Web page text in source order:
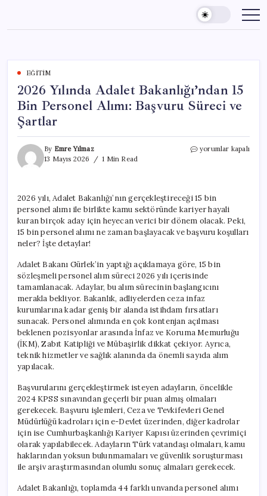
content
EĞITIM
2026 Yılında Adalet Bakanlığı’ndan 15
Bin Personel Alımı: Başvuru Süreci ve
Şartlar
By Emre Yılmaz
13 Mayıs 2026
1 Min Read
2026
Bin
Personel
Alımı:
Başvuru
Şartlar
için
yorumlar kapalı
2026 yılı, Adalet Bakanlığı’nın gerçekleştireceği 15 bin
personel alımı ile birlikte kamu sektöründe kariyer hayali
kuran birçok aday için heyecan verici bir dönem olacak. Peki,
15 bin personel alımı ne zaman başlayacak ve başvuru koşulları
neler? İşte detaylar!
Adalet Bakanı Gürlek’in yaptığı açıklamaya göre, 15 bin
sözleşmeli personel alım süreci 2026 yılı içerisinde
tamamlanacak. Adaylar, bu alım sürecinin başlangıcını
merakla bekliyor. Bakanlık, adliyelerden ceza infaz
kurumlarına kadar geniş bir alanda istihdam fırsatları
sunacak. Personel alımında en çok kontenjan açılması
beklenen pozisyonlar arasında İnfaz ve Koruma Memurluğu
(İKM), Zabıt Katipliği ve Mübaşirlik dikkat çekiyor. Ayrıca,
teknik hizmetler ve sağlık alanında da önemli sayıda alım
yapılacak.
Başvurularını gerçekleştirmek isteyen adayların, öncelikle
2024 KPSS sınavından geçerli bir puan almış olmaları
gerekecek. Başvuru işlemleri, Ceza ve Tevkifevleri Genel
Müdürlüğü kadroları için e-Devlet üzerinden, diğer kadrolar
için ise Cumhurbaşkanlığı Kariyer Kapısı üzerinden çevrimiçi
olarak yapılabilecek. Adayların Türk vatandaşı olmaları, kamu
haklarından yoksun bulunmamaları ve güvenlik soruşturması
ile arşiv araştırmasından olumlu sonuç almaları gerekecek.
Adalet Bakanlığı, toplamda 44 farklı unvanda personel alımı